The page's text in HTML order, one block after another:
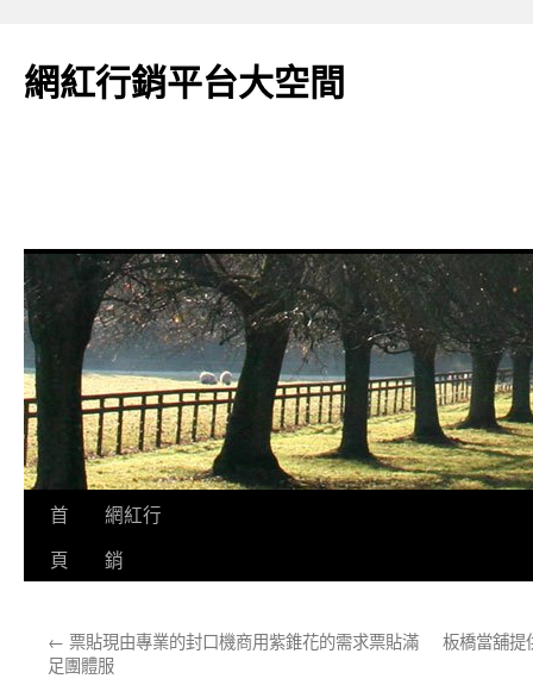
網紅行銷平台大空間
跳
要
首
頁
網紅行
銷
← 票貼現由專業的封口機商用紫錐花的需求票貼滿
足團體服
板橋當舖提